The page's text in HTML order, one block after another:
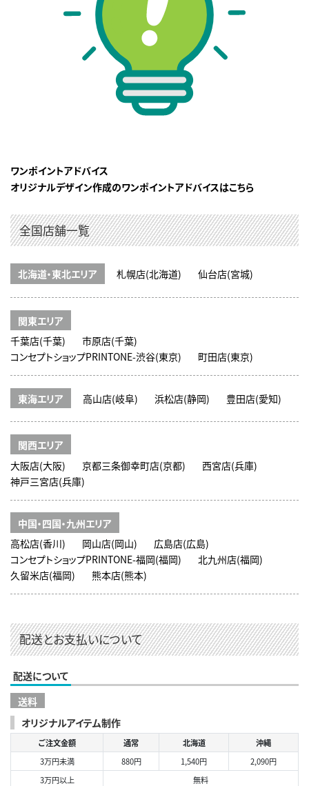
ワンポイントアドバイス
オリジナルデザイン作成のワンポイントアドバイスはこちら
全国店舗一覧
北海道・東北エリア 札幌店(北海道) 仙台店(宮城)
関東エリア
千葉店(千葉)
市原店(千葉)
コンセプトショップPRINTONE-渋谷(東京)
町田店(東京)
東海エリア 高山店(岐阜) 浜松店(静岡) 豊田店(愛知)
関西エリア
大阪店(大阪)
京都三条御幸町店(京都)
西宮店(兵庫)
神戸三宮店(兵庫)
中国・四国・九州エリア
高松店(香川)
岡山店(岡山)
広島店(広島)
コンセプトショップPRINTONE-福岡(福岡)
北九州店(福岡)
久留米店(福岡)
熊本店(熊本)
配送とお支払いについて
配送について
送料
オリジナルアイテム制作
ご注文金額 通常 北海道
沖縄
3万円未満
880円 1,540円
2,090円
3万円以上
無料